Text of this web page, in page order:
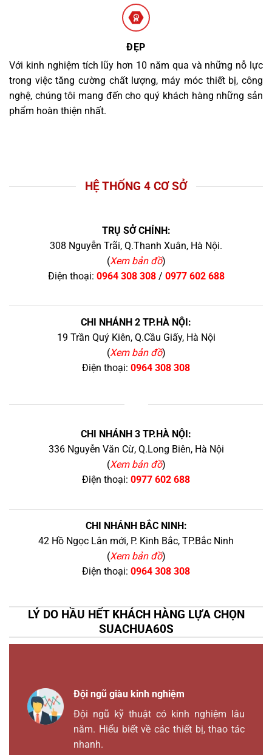
ĐẸP
Với kinh nghiệm tích lũy hơn 10 năm qua và những nỗ lực
trong việc tăng cường chất lượng, máy móc thiết bị, công
nghệ, chúng tôi mang đến cho quý khách hàng những sản
phẩm hoàn thiện nhất.
HỆ THỐNG 4 CƠ SỞ
TRỤ SỞ CHÍNH:
308 Nguyễn Trãi, Q.Thanh Xuân, Hà Nội.
(Xem bản đồ)
Điện thoại: 0964 308 308/ 0977 602 688
CHI NHÁNH 2 TP.HÀ NỘI:
19 Trần Quý Kiên, Q.Cầu Giấy, Hà Nội
(Xem bản đồ)
Điện thoại: 0964 308 308
CHI NHÁNH 3 TP.HÀ NỘI:
336 Nguyễn Văn Cừ, Q.Long Biên, Hà Nội
(Xem bản đồ)
Điện thoại: 0977 602 688
CHI NHÁNH BẮC NINH:
42 Hồ Ngọc Lân mới, P. Kinh Bắc, TP.Bắc Ninh
(Xem bản đồ)
Điện thoại: 0964 308 308
LÝ DO HẦU HẾT KHÁCH HÀNG LỰA CHỌN
SUACHUA60S
Đội ngũ giàu kinh nghiệm
Đội ngũ kỹ thuật có kinh nghiệm lâu
năm. Hiểu biết về các thiết bị, thao tác
nhanh.